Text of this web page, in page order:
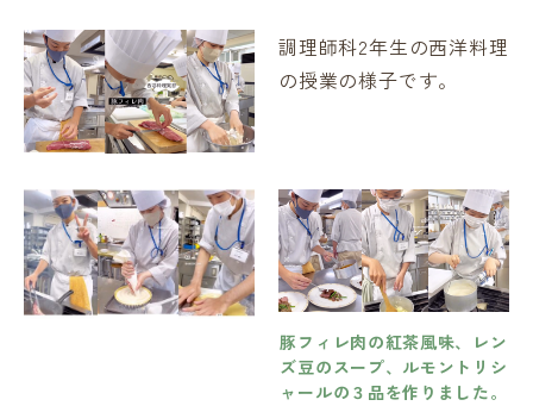
調理師科2年生の西洋料理
の授業の様子です。
豚フィレ肉の紅茶風味、レン
ズ豆のスープ、ルモントリシ
ャールの３品を作りました。